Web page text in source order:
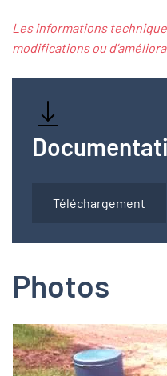
Les informations
modifications ou
Téléchargement
Photos